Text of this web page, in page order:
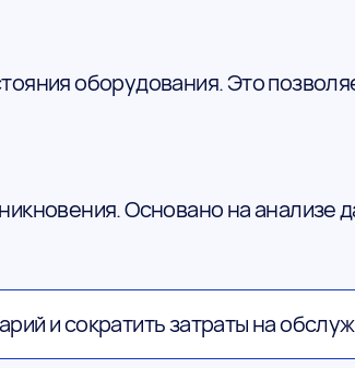
оборудования. Это
Основано на анализе
и сократить затраты на